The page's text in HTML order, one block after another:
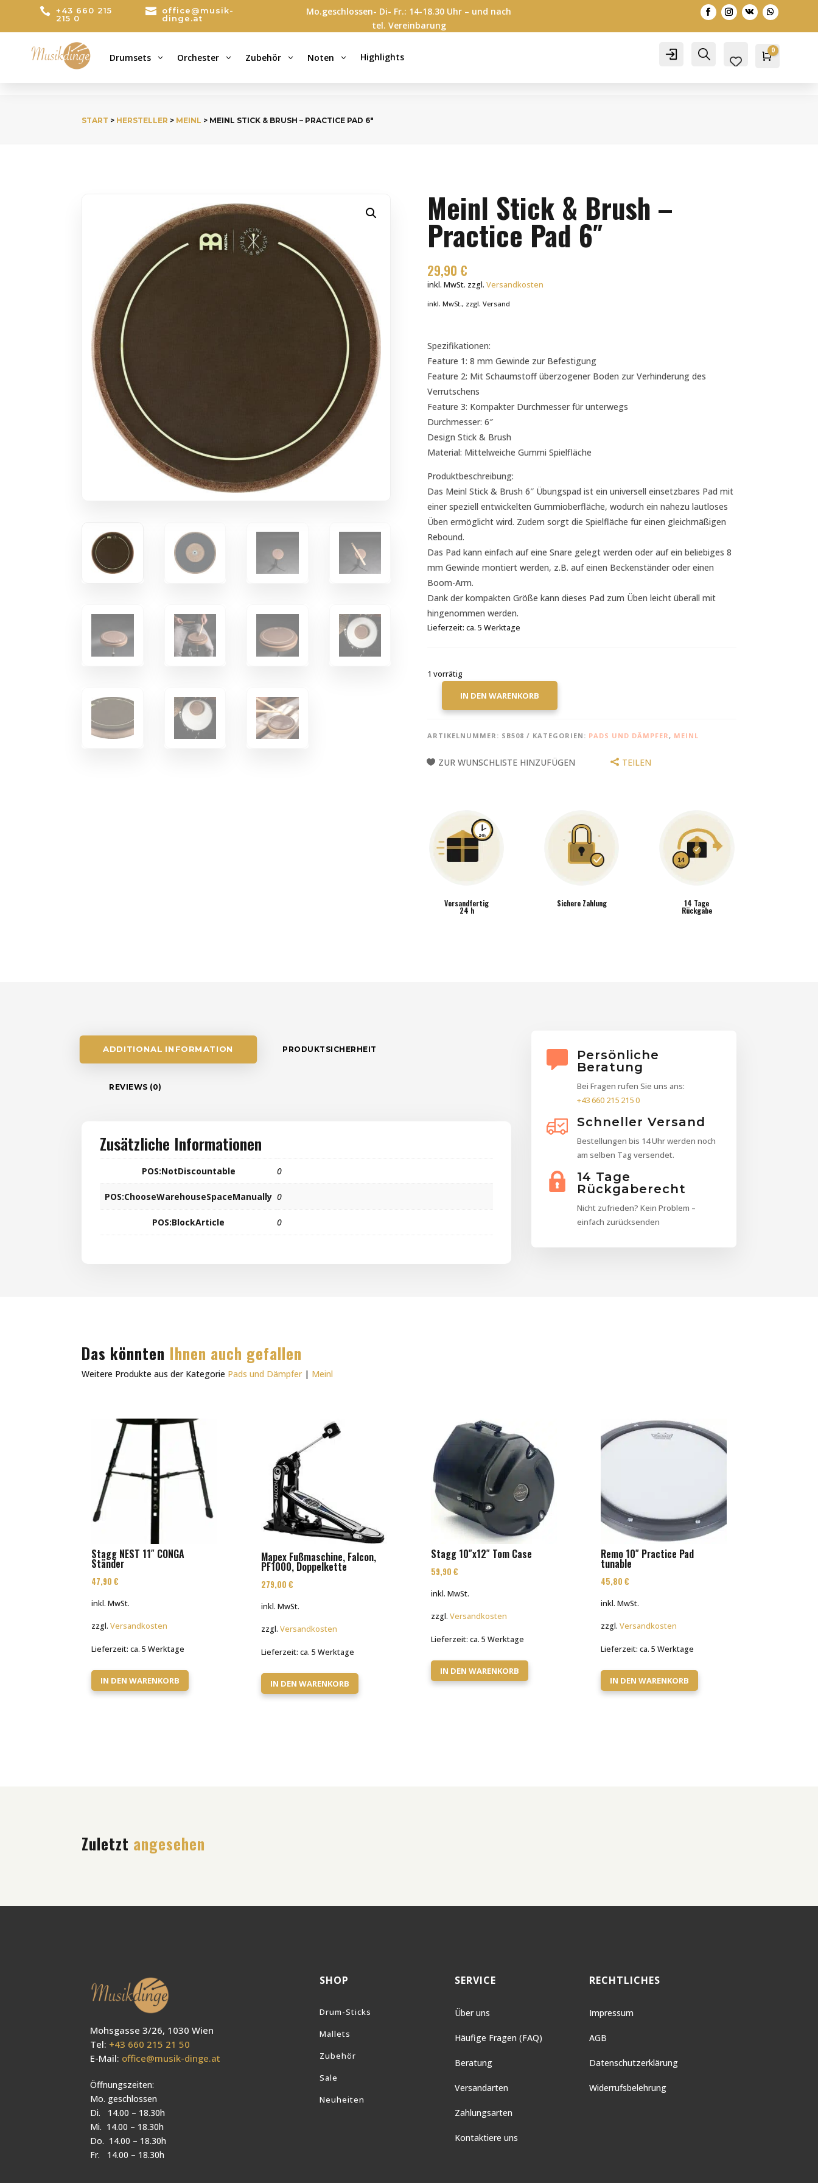
 +43 660 215
215 0

office@musik-
dinge.at
Mo.geschlossen- Di- Fr.: 14-18.30 Uhr – und nach
tel. Vereinbarung
Drumsets 3 Orchester 3 Zubehör 3 Noten 3 Highlights Account Search 0
START > HERSTELLER > MEINL > MEINL STICK & BRUSH – PRACTICE PAD 6″
Meinl Stick & Brush –
Practice Pad 6″
29,90 €
inkl. MwSt. zzgl. Versandkosten
inkl. MwSt., zzgl. Versand
Spezifikationen:
Feature 1: 8 mm Gewinde zur Befestigung
Feature 2: Mit Schaumstoff überzogener Boden zur Verhinderung des
Verrutschens
Feature 3: Kompakter Durchmesser für unterwegs
Durchmesser: 6″
Design Stick & Brush
Material: Mittelweiche Gummi Spielfläche
Produktbeschreibung:
Das Meinl Stick & Brush 6″ Übungspad ist ein universell einsetzbares Pad mit
einer speziell entwickelten Gummioberfläche, wodurch ein nahezu lautloses
Üben ermöglicht wird. Zudem sorgt die Spielfläche für einen gleichmäßigen
Rebound.
Das Pad kann einfach auf eine Snare gelegt werden oder auf ein beliebiges 8
mm Gewinde montiert werden, z.B. auf einen Beckenständer oder einen
Boom-Arm.
Dank der kompakten Größe kann dieses Pad zum Üben leicht überall mit
hingenommen werden.
Lieferzeit: ca. 5 Werktage
1 vorrätig
STICK
-
IN DEN WARENKORB
ARTIKELNUMMER: SB508 KATEGORIEN: PADS UND DÄMPFER , MEINL
ZUR WUNSCHLISTE HINZUFÜGEN TEILEN
Versandfertig
24 h
Sichere Zahlung 14 Tage
Rückgabe
ADDITIONAL INFORMATION PRODUKTSICHERHEIT
REVIEWS (0)
Zusätzliche Informationen
POS:NotDiscountable 0
POS:ChooseWarehouseSpaceManually 0
POS:BlockArticle 0
Persönliche
Beratung
Bei Fragen rufen Sie uns ans:
+43 660 215 215 0
Schneller Versand
Bestellungen bis 14 Uhr werden noch
am selben Tag versendet.
14 Tage
Rückgaberecht
Nicht zufrieden? Kein Problem –
einfach zurücksenden
Das könnten Ihnen auch gefallen
Weitere Produkte aus der Kategorie Pads und Dämpfer| Meinl
Stagg NEST 11″ CONGA
Ständer
47,90€
inkl. MwSt.
zzgl.Versandkosten
Lieferzeit:ca. 5 Werktage
IN DEN WARENKORB
Mapex Fußmaschine, Falcon,
PF1000, Doppelkette
279,00€
inkl. MwSt.
zzgl.Versandkosten
Lieferzeit:ca. 5 Werktage
IN DEN WARENKORB
Stagg 10″x12″ Tom Case
59,90€
inkl. MwSt.
zzgl.Versandkosten
Lieferzeit:ca. 5 Werktage
IN DEN WARENKORB
Remo 10″ Practice Pad
tunable
45,80€
inkl. MwSt.
zzgl.Versandkosten
Lieferzeit:ca. 5 Werktage
IN DEN WARENKORB
Zuletzt angesehen
Mohsgasse 3/26, 1030 Wien
Tel: +43 660 215 21 50
E-Mail: office@musik-dinge.at
Öffnungszeiten:
Mo. geschlossen
Di. 14.00 – 18.30h
Mi. 14.00 – 18.30h
Do. 14.00 – 18.30h
Fr. 14.00 – 18.30h
SHOP
Drum-Sticks
Mallets
Zubehör
Sale
Neuheiten
SERVICE
Über uns
Häufige Fragen (FAQ)
Beratung
Versandarten
Zahlungsarten
Kontaktiere uns
RECHTLICHES
Impressum
AGB
Datenschutzerklärung
Widerrufsbelehrung